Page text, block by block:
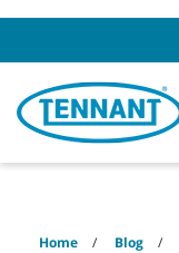
Home Blog